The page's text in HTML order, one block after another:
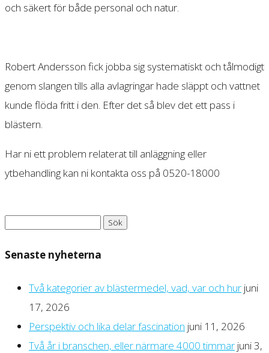
och säkert för både personal och natur.
Robert Andersson fick jobba sig systematiskt och tålmodigt
genom slangen tills alla avlagringar hade släppt och vattnet
kunde flöda fritt i den. Efter det så blev det ett pass i
blästern.
Har ni ett problem relaterat till anläggning eller
ytbehandling kan ni kontakta oss på 0520-18000
Senaste nyheterna
Två kategorier av blästermedel, vad, var och hur juni
17, 2026
Perspektiv och lika delar fascination juni 11, 2026
Två år i branschen, eller närmare 4000 timmar juni 3,